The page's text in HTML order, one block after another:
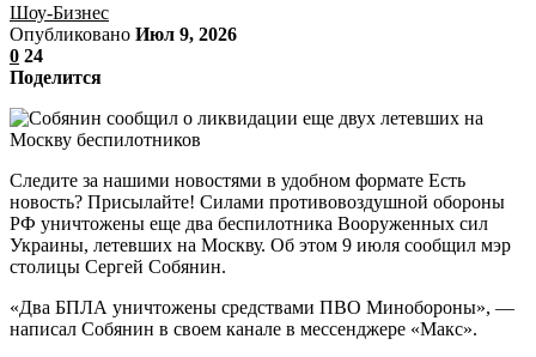
Шоу-Бизнес
Опубликовано Июл 9, 2026
0 24
Поделится
Следите за нашими новостями в удобном формате Есть
новость? Присылайте! Силами противовоздушной обороны
РФ уничтожены еще два беспилотника Вооруженных сил
Украины, летевших на Москву. Об этом 9 июля сообщил мэр
столицы Сергей Собянин.
«Два БПЛА уничтожены средствами ПВО Минобороны», —
написал Собянин в своем канале в мессенджере «Макс».